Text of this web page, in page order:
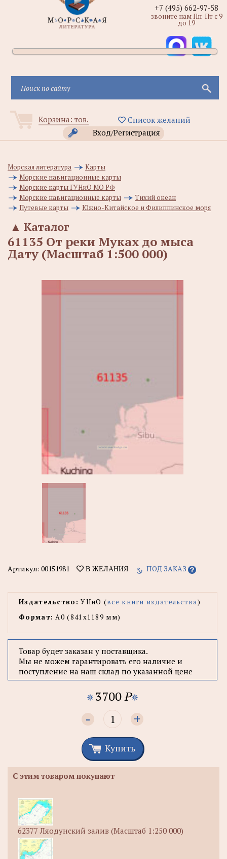
Корзина: тов.
Список желаний
Вход/Регистрация
+7 (495) 662-97-58
звоните нам Пн-Пт с 9
до 19
Морская литература
Карты
Морские навигационные карты
Морские карты ГУНиО МО РФ
Морские навигационные карты
Тихий океан
Путевые карты
Южно-Китайское и Филиппинское моря
Каталог
▲
61135 От реки Муках до мыса
Дату (Масштаб 1:500 000)
Артикул: 00151981 В ЖЕЛАНИЯ ПОД ЗАКАЗ
Издательство: УНиО (все книги издательства)
Формат: А0 (841x1189 мм)
Товар будет заказан у поставщика.
Мы не можем гарантировать его наличие и
поступление на наш склад по указанной цене
3700P
- +
Купить
С этим товаром покупают
62377 Ляодунский залив (Масштаб 1:250 000)